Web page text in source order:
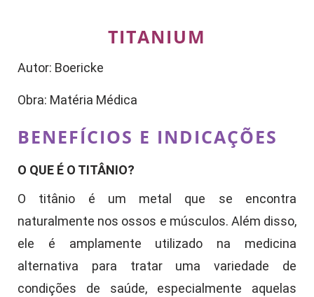
TITANIUM
Autor: Boericke
Obra: Matéria Médica
BENEFÍCIOS E INDICAÇÕES
O QUE É O TITÂNIO?
O titânio é um metal que se encontra
naturalmente nos ossos e músculos. Além disso,
ele é amplamente utilizado na medicina
alternativa para tratar uma variedade de
condições de saúde, especialmente aquelas